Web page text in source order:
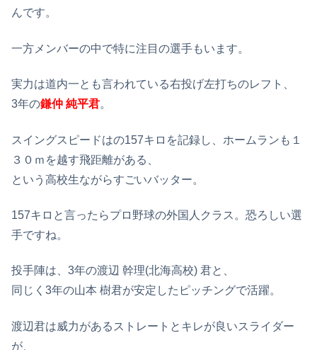
んです。
一方メンバーの中で特に注目の選手もいます。
実力は道内一とも言われている右投げ左打ちのレフト、
3年の鎌仲 純平君。
スイングスピードはの157キロを記録し、ホームランも１
３０ｍを越す飛距離がある、
という高校生ながらすごいバッター。
157キロと言ったらプロ野球の外国人クラス。恐ろしい選
手ですね。
投手陣は、3年の渡辺 幹理(北海高校) 君と、
同じく3年の山本 樹君が安定したピッチングで活躍。
渡辺君は威力があるストレートとキレが良いスライダー
が、